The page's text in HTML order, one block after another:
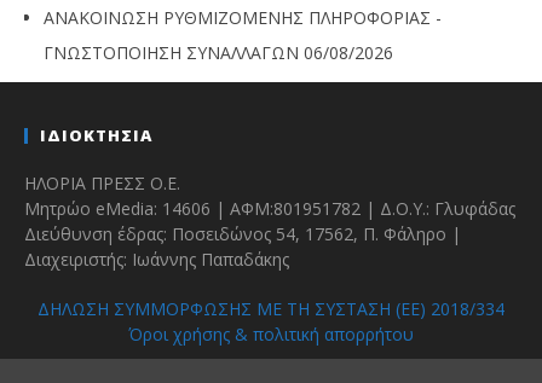
ΑΝΑΚΟΙΝΩΣΗ ΡΥΘΜΙΖΟΜΕΝΗΣ ΠΛΗΡΟΦΟΡΙΑΣ -
ΓΝΩΣΤΟΠΟΙΗΣΗ ΣΥΝΑΛΛΑΓΩΝ 06/08/2026
ΙΔΙΟΚΤΗΣΙΑ
ΗΛΟΡΙΑ ΠΡΕΣΣ Ο.Ε.
Μητρώο eMedia: 14606 | ΑΦΜ:801951782 | Δ.Ο.Υ.: Γλυφάδας
Διεύθυνση έδρας: Ποσειδώνος 54, 17562, Π. Φάληρο |
Διαχειριστής: Ιωάννης Παπαδάκης
ΔΗΛΩΣΗ ΣΥΜΜΟΡΦΩΣΗΣ ΜΕ ΤΗ ΣΥΣΤΑΣΗ (ΕΕ) 2018/334
Όροι χρήσης & πολιτική απορρήτου